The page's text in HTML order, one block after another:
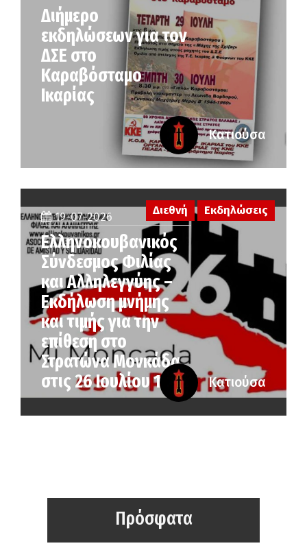
Διήμερο
εκδηλώσεων για τον
ΔΣΕ στο
Καραβόσταμο
Ικαρίας
Κατιούσα
19-07-2026
Ελληνοκουβανικός
Σύνδεσμος Φιλίας
και Αλληλεγγύης –
Εκδήλωση μνήμης
και τιμής για την
επίθεση στο
Στρατώνα Μονκάδα
στις 26 Ιουλίου 1953
Διεθνή Εκδηλώσεις
Κατιούσα
Πρόσφατα